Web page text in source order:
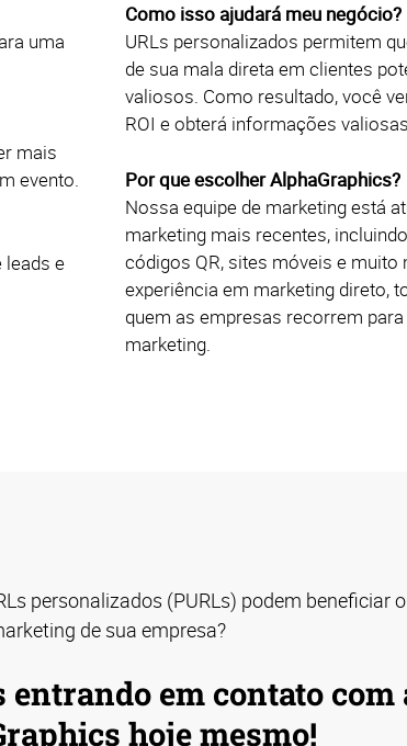
uma
mais
evento.
leads e
Como isso ajudará meu negócio?
URLs personalizados permitem
de sua mala direta em clientes
valiosos. Como resultado, você
ROI e obterá informações
Por que escolher AlphaGraphics?
Nossa equipe de marketing está
marketing mais recentes,
códigos QR, sites móveis e
experiência em marketing direto,
quem as empresas recorrem
marketing.
personalizados (PURLs) podem beneficiar
de sua empresa?
entrando em contato com
hoje mesmo!